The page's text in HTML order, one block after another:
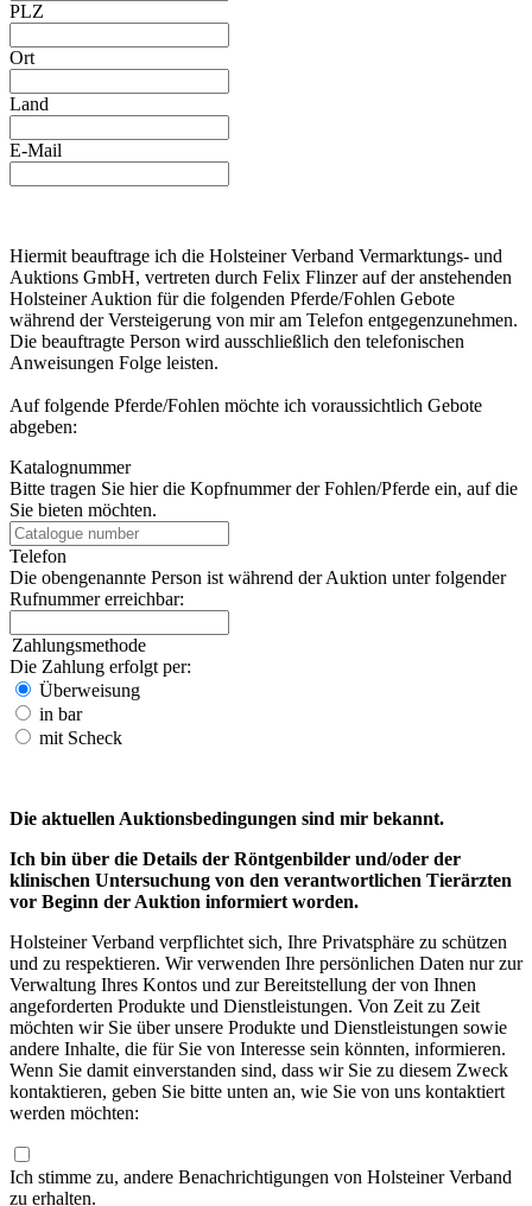
PLZ
Ort
Land
E-Mail
Hiermit beauftrage ich die Holsteiner Verband Vermarktungs- und
Auktions GmbH, vertreten durch Felix Flinzer auf der anstehenden
Holsteiner Auktion für die folgenden Pferde/Fohlen Gebote
während der Versteigerung von mir am Telefon entgegenzunehmen.
Die beauftragte Person wird ausschließlich den telefonischen
Anweisungen Folge leisten.
Auf folgende Pferde/Fohlen möchte ich voraussichtlich Gebote
abgeben:
Katalognummer
Bitte tragen Sie hier die Kopfnummer der Fohlen/Pferde ein, auf die
Sie bieten möchten.
Telefon
Die obengenannte Person ist während der Auktion unter folgender
Rufnummer erreichbar:
Zahlungsmethode
Die Zahlung erfolgt per:
Überweisung
in bar
mit Scheck
Die aktuellen Auktionsbedingungen sind mir bekannt.
Ich bin über die Details der Röntgenbilder und/oder der
klinischen Untersuchung von den verantwortlichen Tierärzten
vor Beginn der Auktion informiert worden.
Holsteiner Verband verpflichtet sich, Ihre Privatsphäre zu schützen
und zu respektieren. Wir verwenden Ihre persönlichen Daten nur zur
Verwaltung Ihres Kontos und zur Bereitstellung der von Ihnen
angeforderten Produkte und Dienstleistungen. Von Zeit zu Zeit
möchten wir Sie über unsere Produkte und Dienstleistungen sowie
andere Inhalte, die für Sie von Interesse sein könnten, informieren.
Wenn Sie damit einverstanden sind, dass wir Sie zu diesem Zweck
kontaktieren, geben Sie bitte unten an, wie Sie von uns kontaktiert
werden möchten:
Ich stimme zu, andere Benachrichtigungen von Holsteiner Verband
zu erhalten.